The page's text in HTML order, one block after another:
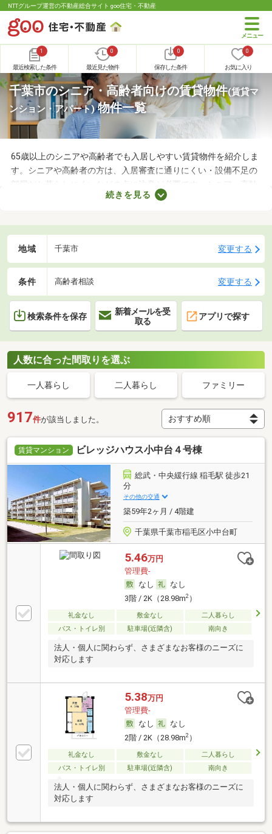
NTTグループ運営の不動産総合サイト goo住宅・不動産
1
最近検索した条件
0
最近見た物件
0
保存した条件
0
お気に入り
千葉市のシニア・高齢者向けの賃貸物件(賃貸マ
ンション・アパート)物件一覧
65歳以上のシニアや高齢者でも入居しやすい賃貸物件を紹介しま
す。シニアや高齢者の方は、入居審査に通りにくい・設備不足の
部屋だと暮らしにくいなどの点に注意が必要です。シニア・高齢
者向けの物件はバリアフリー仕様が多いので、足腰が悪くても不
めにも、お気に入りの物件を見つけてくださいね。
続きを見る
地域 千葉市 変更する
条件 高齢者相談 変更する
検索条件を保存
新着メールを受
取る
アプリで探す
人数に合った間取りを選ぶ
一人暮らし 二人暮らし ファミリー
917件が該当しました。
賃貸マンション ビレッジハウス小中台４号棟
総武・中央緩行線 稲毛駅 徒歩21
分
その他の交通
築59年2ヶ月 / 4階建
千葉県千葉市稲毛区小中台町
5.46万円
管理費-
なし
なし
3階 / 2K（28.98m2）
礼金なし 敷金なし
二人暮らし
バス・トイレ別
駐車場(近隣含) 南向き
法人・個人に関わらず、さまざまなお客様のニーズに
対応します
5.38万円
管理費-
なし
なし
2階 / 2K（28.98m2）
礼金なし 敷金なし
二人暮らし
バス・トイレ別
駐車場(近隣含) 南向き
法人・個人に関わらず、さまざまなお客様のニーズに
対応します